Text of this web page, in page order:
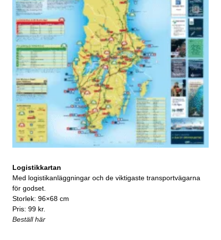
Logistikkartan
Med logistikanläggningar och de viktigaste transportvägarna
för godset.
Storlek: 96×68 cm
Pris: 99 kr.
Beställ här